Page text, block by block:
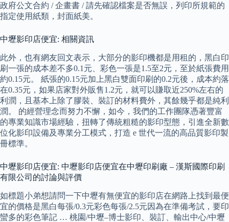
政府公文合約 / 企畫書 / 請先確認檔案是否無誤，列印所規範的
指定使用紙類，封面紙美。
中壢影印店便宜: 相關資訊
此外，也有網友回文表示，大部分的影印機都是用租的，黑白印
刷一張的成本差不多0.1元、彩色一張是1.5至2元，至於紙張費用
約0.15元。 紙張的0.15元加上黑白雙面印刷的0.2元後，成本約落
在0.35元，如果店家對外販售1.2元，就可以賺取近250%左右的
利潤，且基本上除了膠裝、裝訂的材料費外，其餘幾乎都是純利
潤。 的經營理念而努力不懈，如今，我們的工作團隊憑著豐富
的專業知識市場經驗，扭轉了傳統粗糙的影印型態，引進全新數
位化影印設備及專業分工模式，打造 e 世代一流的高品質影印製
冊標準。
中壢影印店便宜: 中壢影印店便宜在中壢印刷廠 – 漢斯國際印刷
有限公司的討論與評價
如標題小弟想請問一下中壢有無便宜的影印店在網路上找到最便
宜的價格是黑白每張/0.3元彩色每張/2.5元因為在準備考試，要印
蠻多的彩色筆記 … 桃園/中壢–博士影印、裝訂、輸出中心/中壢